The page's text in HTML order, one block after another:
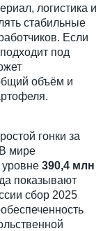
логистика и
стабильные
Если
под
объём и
гонки за
мире
390,4 млн
показывают
сбор 2025